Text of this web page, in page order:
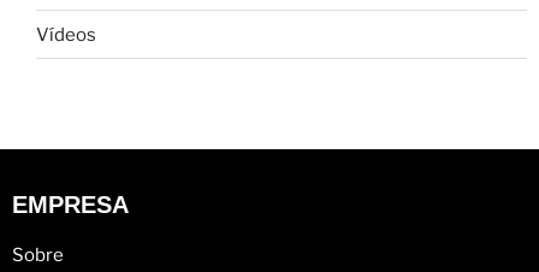
Vídeos
EMPRESA
Sobre